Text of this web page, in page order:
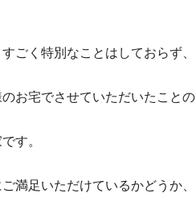
ごく特別なことはしておらず、
お宅でさせていただいたことの
す。
満足いただけているかどうか、